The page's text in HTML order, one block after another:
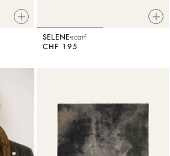
SELENE scarf
CHF 195